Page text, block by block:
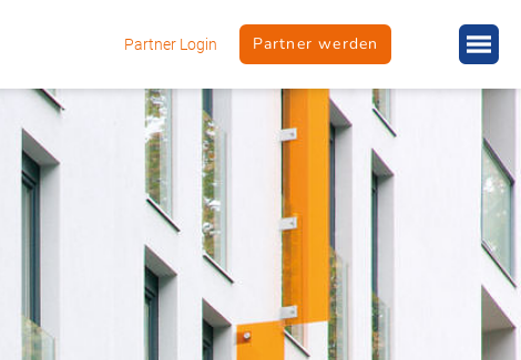
Partner Login Partner werden